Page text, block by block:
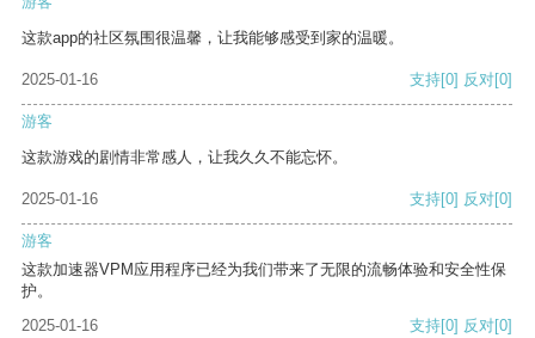
这款app的社区氛围很温馨，让我能够感受到家的温暖。
2025-01-16 支持[0] 反对[0]
游客
这款游戏的剧情非常感人，让我久久不能忘怀。
2025-01-16 支持[0] 反对[0]
游客
这款加速器VPM应用程序已经为我们带来了无限的流畅体验和安全性保
护。
2025-01-16
支持[0] 反对[0]